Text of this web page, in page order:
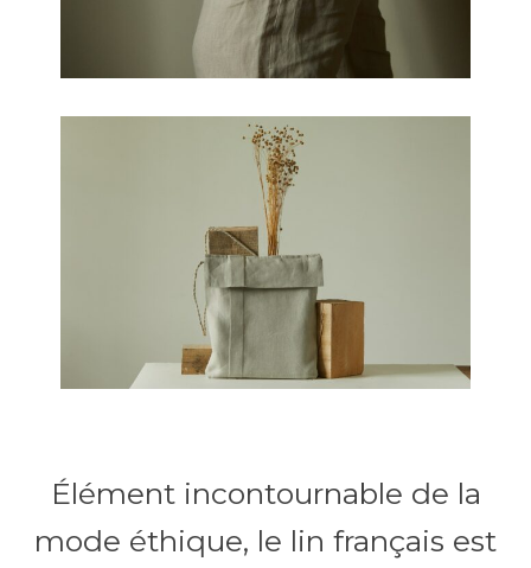
Élément incontournable de la
mode éthique, le lin français est